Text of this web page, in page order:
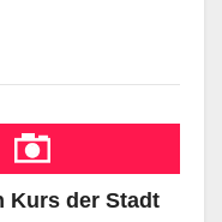
Kurs der Stadt